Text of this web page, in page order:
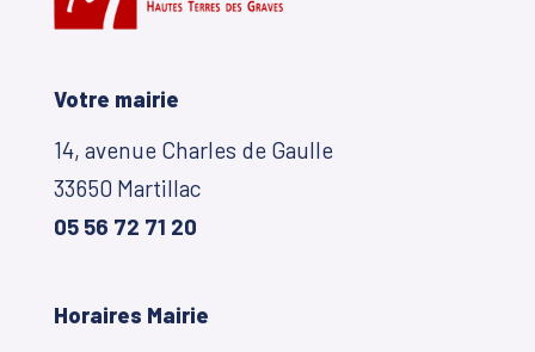
Votre mairie
14, avenue Charles de Gaulle
33650 Martillac
05 56 72 71 20
Horaires Mairie